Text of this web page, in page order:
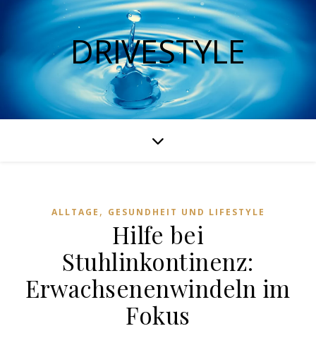
DRIVESTYLE
ALLTAGE , GESUNDHEIT UND LIFESTYLE
Hilfe bei
Stuhlinkontinenz:
Erwachsenenwindeln im
Fokus